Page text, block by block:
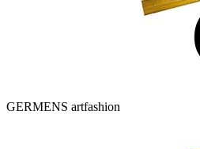
GERMENS artfashion